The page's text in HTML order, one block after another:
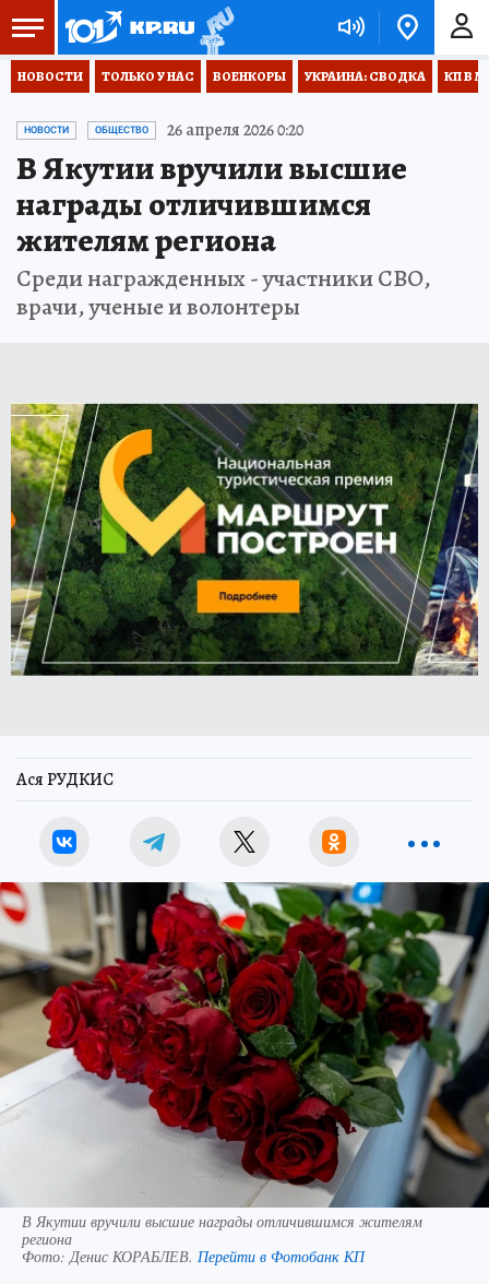
НОВОСТИ ТОЛЬКО У НАС ВОЕНКОРЫ УКРАИНА: СВОДКА КП В
НОВОСТИ ОБЩЕСТВО 26 апреля 2026 0:20
В Якутии вручили высшие
награды отличившимся
жителям региона
Среди награжденных - участники СВО,
врачи, ученые и волонтеры
Ася РУДКИС
В Якутии вручили высшие награды отличившимся жителям
региона
Фото:Денис КОРАБЛЕВ. Перейти в Фотобанк КП